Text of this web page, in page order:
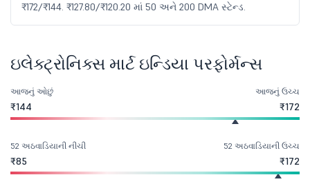
₹172/₹144. ₹127.80/₹120.20 માં 50 અને 200 DMA સ્ટેન્ડ.
ઇલેક્ટ્રોનિક્સ માર્ટ ઇન્ડિયા પરફોર્મન્સ
આજનું ઓછું
₹144
આજનું ઉચ્ચ
₹172
52 અઠવાડિયાની નીચી
₹85
52 અઠવાડિયાની ઉચ્ચ
₹172